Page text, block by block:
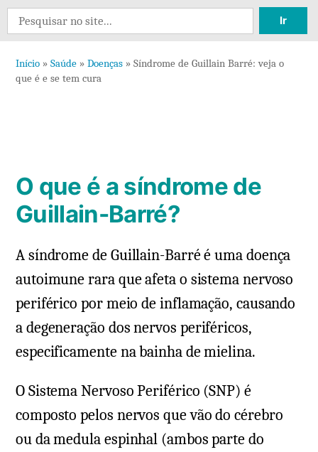
21
Síndrome
que
se
cura
Search
for:
Início » Saúde » Doenças » Síndrome de Guillain Barré: veja o
que é e se tem cura
O que é a síndrome de
Guillain-Barré?
A síndrome de Guillain-Barré é uma doença
autoimune rara que afeta o sistema nervoso
periférico por meio de inflamação, causando
a degeneração dos nervos periféricos,
especificamente na bainha de mielina.
O Sistema Nervoso Periférico (SNP) é
composto pelos nervos que vão do cérebro
ou da medula espinhal (ambos parte do